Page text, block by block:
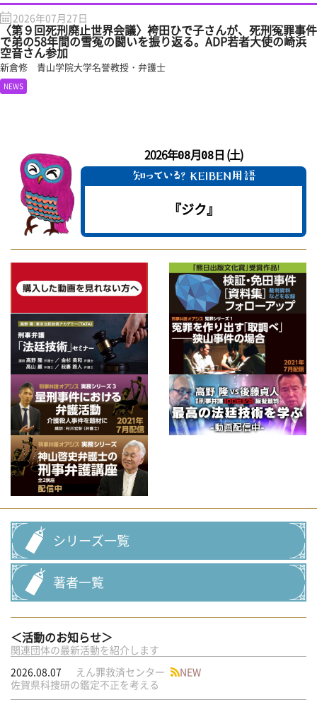
2026年07月27日
〈第９回死刑廃止世界会議〉袴田ひで子さんが、死刑冤罪事件
で弟の58年間の雪冤の闘いを振り返る。ADP若者大使の崎浜
空音さん参加
新倉修 青山学院大学名誉教授・弁護士
NEWS
2026年08月08日 (土)
『ジク』
シリーズ一覧
著者一覧
＜活動のお知らせ＞
関連団体の最新活動を紹介します
2026.08.07
えん罪救済センター
NEW
佐賀県科捜研の鑑定不正を考える